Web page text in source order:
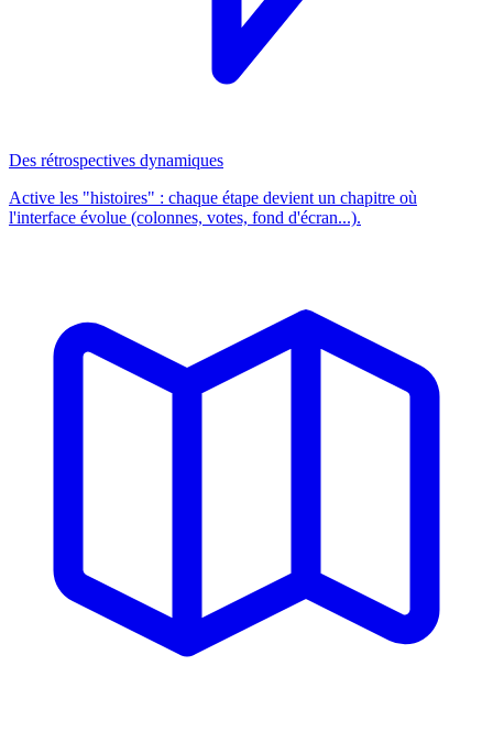
Des rétrospectives dynamiques
Active les "histoires" : chaque étape devient un chapitre où
l'interface évolue (colonnes, votes, fond d'écran...).